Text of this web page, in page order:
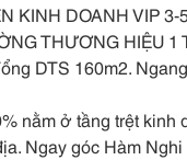
KINH DOANH VIP
THƯƠNG HIỆU 1
DTS 160m2.
nằm ở tầng trệt kinh
Ngay góc Hàm